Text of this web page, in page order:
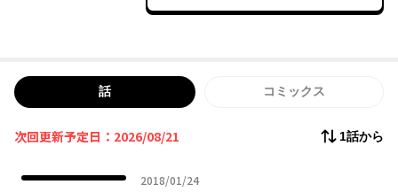
話 コミックス
次回更新予定日：2026/08/21 1話から
2018/01/24
2018年01月24日